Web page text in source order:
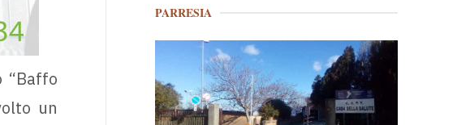
“Baffo
un
PARRESIA